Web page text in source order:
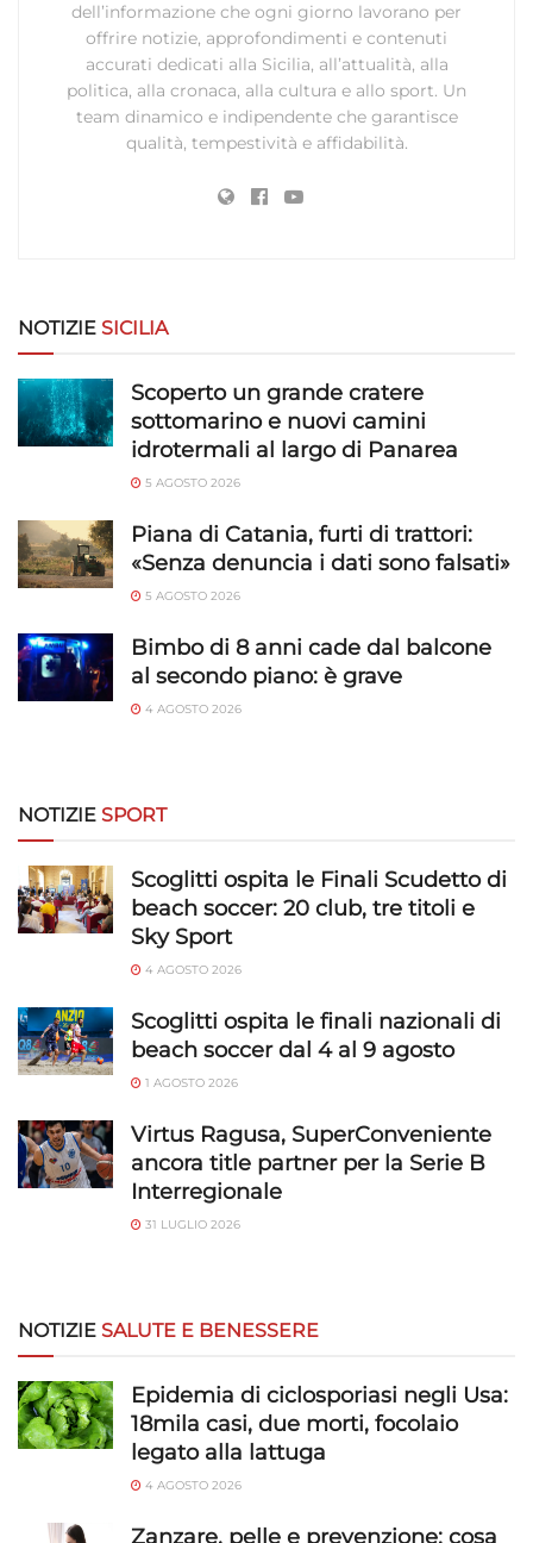
dell’informazione che ogni giorno lavorano per
offrire notizie, approfondimenti e contenuti
accurati dedicati alla Sicilia, all’attualità, alla
politica, alla cronaca, alla cultura e allo sport. Un
team dinamico e indipendente che garantisce
qualità, tempestività e affidabilità.
NOTIZIE SICILIA
Scoperto un grande cratere
sottomarino e nuovi camini
idrotermali al largo di Panarea
5 AGOSTO 2026
Piana di Catania, furti di trattori:
«Senza denuncia i dati sono falsati»
5 AGOSTO 2026
Bimbo di 8 anni cade dal balcone
al secondo piano: è grave
4 AGOSTO 2026
NOTIZIE SPORT
Scoglitti ospita le Finali Scudetto di
beach soccer: 20 club, tre titoli e
Sky Sport
4 AGOSTO 2026
Scoglitti ospita le finali nazionali di
beach soccer dal 4 al 9 agosto
1 AGOSTO 2026
Virtus Ragusa, SuperConveniente
ancora title partner per la Serie B
Interregionale
31 LUGLIO 2026
NOTIZIE SALUTE E BENESSERE
Epidemia di ciclosporiasi negli Usa:
18mila casi, due morti, focolaio
legato alla lattuga
4 AGOSTO 2026
Zanzare, pelle e prevenzione: cosa